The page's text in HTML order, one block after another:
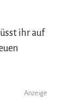
ihr auf
Anzeige